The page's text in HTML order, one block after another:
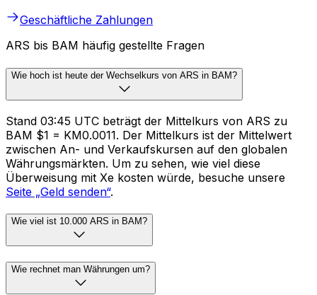
Geschäftliche Zahlungen
ARS bis BAM häufig gestellte Fragen
Wie hoch ist heute der Wechselkurs von ARS in BAM?
Stand 03:45 UTC beträgt der Mittelkurs von ARS zu
BAM $1 = KM0.0011. Der Mittelkurs ist der Mittelwert
zwischen An- und Verkaufskursen auf den globalen
Währungsmärkten. Um zu sehen, wie viel diese
Überweisung mit Xe kosten würde, besuche unsere
Seite „Geld senden“.
Wie viel ist 10.000 ARS in BAM?
Wie rechnet man Währungen um?